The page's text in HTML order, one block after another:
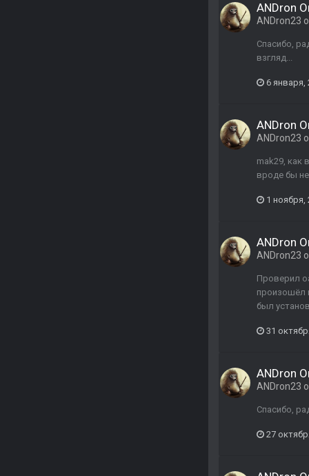
ANDron
ANDron23
Спасибо,
взгляд...
6 января,
ANDron
ANDron23
mak29, как
вроде бы
1 ноября,
ANDron
ANDron23
Проверил
произошёл
был
31
ANDron
ANDron23
Спасибо,
27